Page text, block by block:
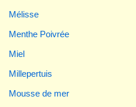
Mélisse
Menthe Poivrée
Miel
Millepertuis
Mousse de mer